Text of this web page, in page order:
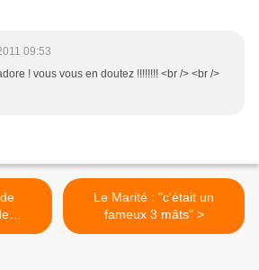
09:53
! vous vous en doutez !!!!!!!! <br /> <br />
de
Le Marité : "c'était un
fameux 3 mâts" >